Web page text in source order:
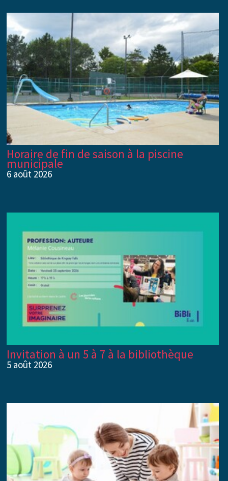
Horaire de fin de saison à la piscine
municipale
6 août 2026
Invitation à un 5 à 7 à la bibliothèque
5 août 2026